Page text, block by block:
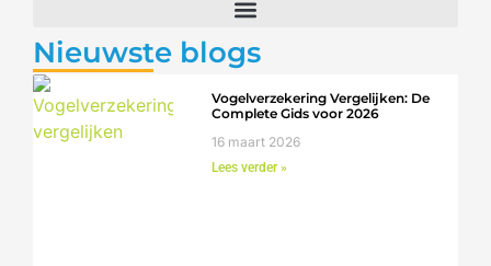
Nieuwste blogs
Vogelverzekering Vergelijken: De
Complete Gids voor 2026
16 maart 2026
Lees verder »